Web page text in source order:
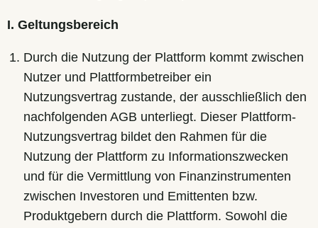
I. Geltungsbereich
Durch die Nutzung der Plattform kommt zwischen
Nutzer und Plattformbetreiber ein
Nutzungsvertrag zustande, der ausschließlich den
nachfolgenden AGB unterliegt. Dieser Plattform-
Nutzungsvertrag bildet den Rahmen für die
Nutzung der Plattform zu Informationszwecken
und für die Vermittlung von Finanzinstrumenten
zwischen Investoren und Emittenten bzw.
Produktgebern durch die Plattform. Sowohl die